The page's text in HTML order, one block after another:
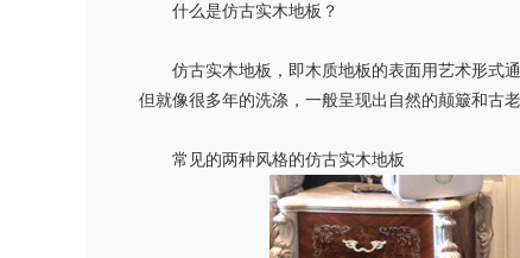
什么是仿古实木地板？
仿古实木地板，即木质地板的表面用艺术形式
但就像很多年的洗涤，一般呈现出自然的颠簸和古
常见的两种风格的仿古实木地板